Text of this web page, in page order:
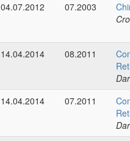
04.07.2012 07.2003
14.04.2014 08.2011
14.04.2014
07.2011